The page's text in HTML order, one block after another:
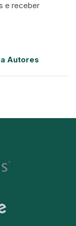
e receber
Autores